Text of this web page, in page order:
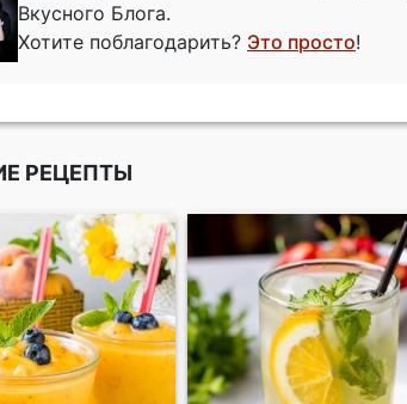
Вкусного Блога.
Хотите поблагодарить? Это просто!
РЕЦЕПТЫ